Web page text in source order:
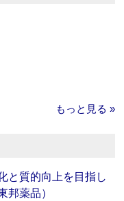
もっと見る »
と質的向上を目指し
邦薬品）